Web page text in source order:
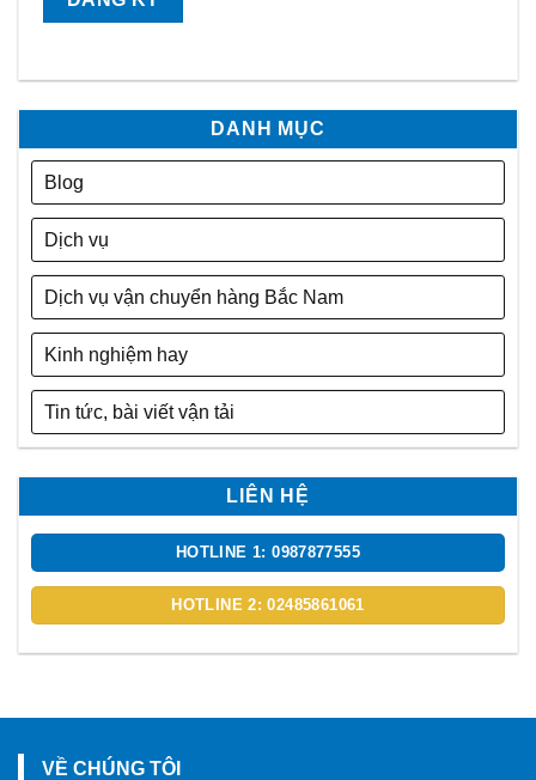
DANH MỤC
Blog
Dịch vụ
Dịch vụ vận chuyển hàng Bắc Nam
Kinh nghiệm hay
Tin tức, bài viết vận tải
LIÊN HỆ
HOTLINE 1: 0987877555
HOTLINE 2: 02485861061
VỀ CHÚNG TÔI